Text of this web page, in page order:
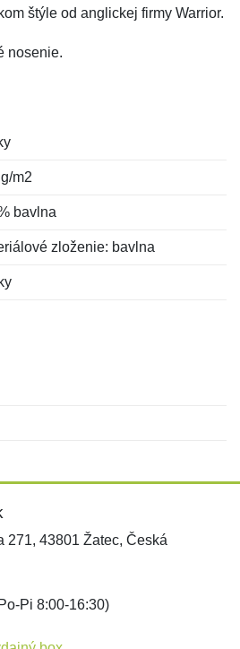
štýle od anglickej firmy Warrior.
nosenie.
m2
bavlna
zloženie: bavlna
271, 43801 Žatec, Česká
Pi 8:00-16:30)